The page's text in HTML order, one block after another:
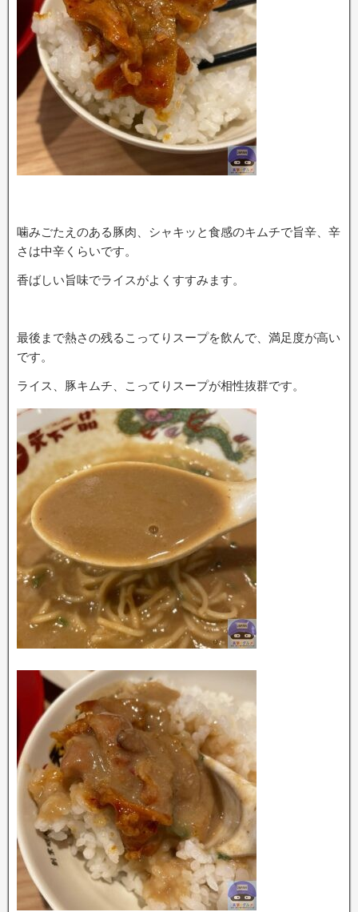
噛みごたえのある豚肉、シャキッと食感のキムチで旨辛、辛
さは中辛くらいです。
香ばしい旨味でライスがよくすすみます。
最後まで熱さの残るこってりスープを飲んで、満足度が高い
です。
ライス、豚キムチ、こってりスープが相性抜群です。